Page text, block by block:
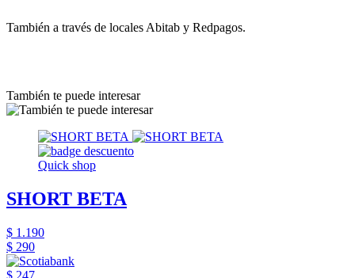
También a través de locales Abitab y Redpagos.
También te puede interesar
Quick shop
SHORT BETA
$ 1.190
$ 290
$ 247